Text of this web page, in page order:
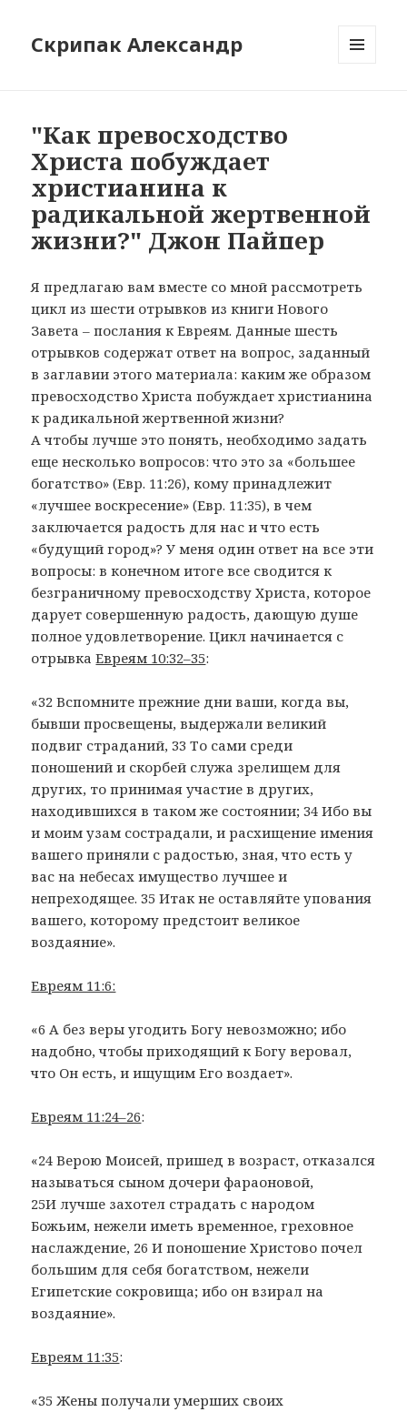
Скрипак Александр
"Как превосходство
Христа побуждает
христианина к
радикальной жертвенной
жизни?" Джон Пайпер
Я предлагаю вам вместе со мной рассмотреть
цикл из шести отрывков из книги Нового
Завета – послания к Евреям. Данные шесть
отрывков содержат ответ на вопрос, заданный
в заглавии этого материала: каким же образом
превосходство Христа побуждает христианина
к радикальной жертвенной жизни?
А чтобы лучше это понять, необходимо задать
еще несколько вопросов: что это за «большее
богатство» (Евр. 11:26), кому принадлежит
«лучшее воскресение» (Евр. 11:35), в чем
заключается радость для нас и что есть
«будущий город»? У меня один ответ на все эти
вопросы: в конечном итоге все сводится к
безграничному превосходству Христа, которое
дарует совершенную радость, дающую душе
полное удовлетворение. Цикл начинается с
отрывкаЕвреям 10:32–35:
«32 Вспомните прежние дни ваши, когда вы,
бывши просвещены, выдержали великий
подвиг страданий, 33 То сами среди
поношений и скорбей служа зрелищем для
других, то принимая участие в других,
находившихся в таком же состоянии; 34 Ибо вы
и моим узам сострадали, и расхищение имения
вашего приняли с радостью, зная, что есть у
вас на небесах имущество лучшее и
непреходящее. 35 Итак не оставляйте упования
вашего, которому предстоит великое
воздаяние».
Евреям 11:6:
«6 А без веры угодить Богу невозможно; ибо
надобно, чтобы приходящий к Богу веровал,
что Он есть, и ищущим Его воздает».
Евреям 11:24–26:
«24 Верою Моисей, пришед в возраст, отказался
называться сыном дочери фараоновой,
25И лучше захотел страдать с народом
Божьим, нежели иметь временное, греховное
наслаждение, 26 И поношение Христово почел
большим для себя богатством, нежели
Египетские сокровища; ибо он взирал на
воздаяние».
Евреям 11:35:
«35 Жены получали умерших своих